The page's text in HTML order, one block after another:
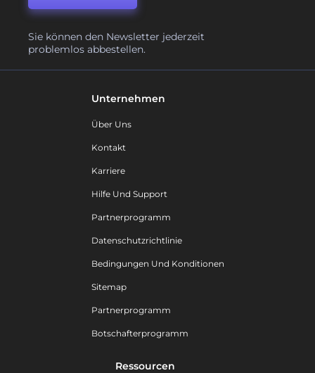
Sie können den Newsletter jederzeit
problemlos abbestellen.
Unternehmen
Über Uns
Kontakt
Karriere
Hilfe Und Support
Partnerprogramm
Datenschutzrichtlinie
Bedingungen Und Konditionen
Sitemap
Partnerprogramm
Botschafterprogramm
Ressourcen